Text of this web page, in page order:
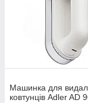
Машинка для
ковтунців Adler AD